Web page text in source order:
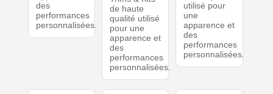
des
performances
personnalisées.
de haute
qualité utilisé
pour une
apparence et
des
performances
personnalisées.
utilisé pour
une
apparence et
des
performances
personnalisées.